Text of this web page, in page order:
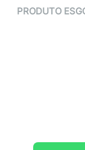
PRODUTO